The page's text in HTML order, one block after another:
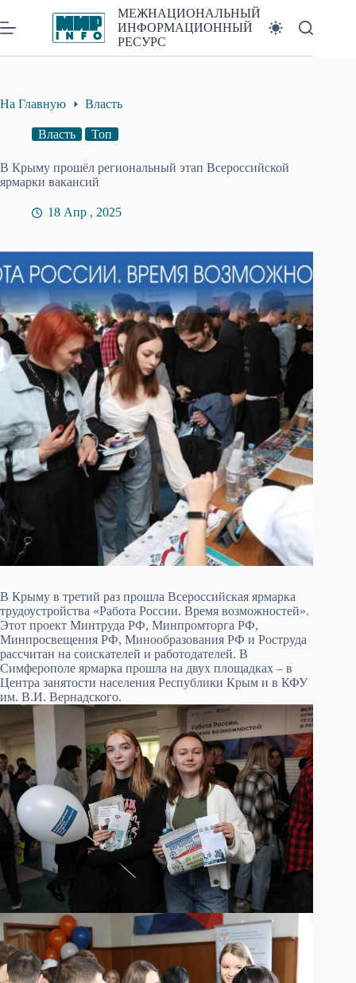
к
сути
МЕЖНАЦИОНАЛЬНЫЙ
ИНФОРМАЦИОННЫЙ
РЕСУРС
На Главную Власть
Власть Топ
В Крыму прошёл региональный этап Всероссийской
ярмарки вакансий
18 Апр , 2025
В Крыму в третий раз прошла Всероссийская ярмарка
трудоустройства «Работа России. Время возможностей».
Этот проект Минтруда РФ, Минпромторга РФ,
Минпросвещения РФ, Минообразования РФ и Роструда
рассчитан на соискателей и работодателей. В
Симферополе ярмарка прошла на двух площадках – в
Центра занятости населения Республики Крым и в КФУ
им. В.И. Вернадского.